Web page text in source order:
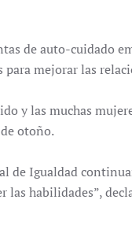
de auto-cuidado
mejorar las
y las muchas
otoño.
de Igualdad
habilidades”,